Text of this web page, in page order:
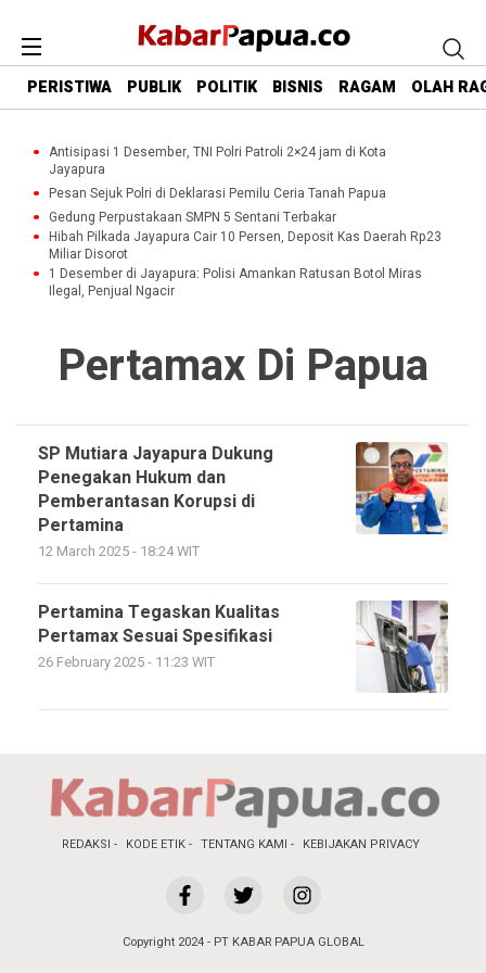
PERISTIWA PUBLIK POLITIK BISNIS RAGAM OLAH
Antisipasi 1 Desember, TNI Polri Patroli 2×24 jam di Kota
Jayapura
Pesan Sejuk Polri di Deklarasi Pemilu Ceria Tanah Papua
Gedung Perpustakaan SMPN 5 Sentani Terbakar
Hibah Pilkada Jayapura Cair 10 Persen, Deposit Kas Daerah Rp23
Miliar Disorot
1 Desember di Jayapura: Polisi Amankan Ratusan Botol Miras
Ilegal, Penjual Ngacir
Pertamax Di Papua
SP Mutiara Jayapura Dukung
Penegakan Hukum dan
Pemberantasan Korupsi di
Pertamina
12 March 2025 - 18:24 WIT
Pertamina Tegaskan Kualitas
Pertamax Sesuai Spesifikasi
26 February 2025 - 11:23 WIT
REDAKSI KODE ETIK TENTANG KAMI KEBIJAKAN PRIVACY
Copyright 2024 - PT KABAR PAPUA GLOBAL